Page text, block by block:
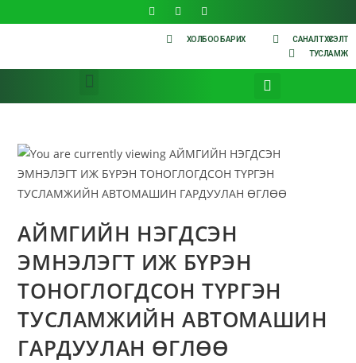
ХОЛБОО БАРИХ
САНАЛТ ХҮСЭЛТ
ТУСЛАМЖ
АЙМГИЙН НЭГДСЭН
ЭМНЭЛЭГТ ИЖ БҮРЭН
ТОНОГЛОГДСОН ТҮРГЭН
ТУСЛАМЖИЙН АВТОМАШИН
ГАРДУУЛАН ӨГЛӨӨ